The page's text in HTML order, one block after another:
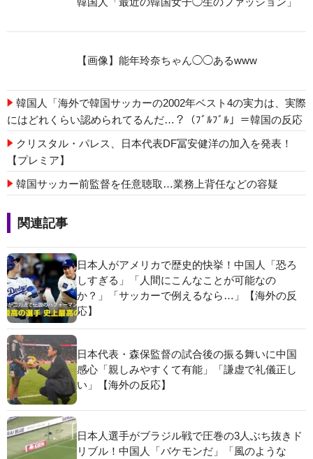
【画像】能年玲奈ちゃん◯◯あるwww
韓国人「海外で韓国サッカーの2002年ベスト4の実力は、実際
にはどれくらい認められてるんだ…？（ﾌﾞﾙﾌﾞﾙ」＝韓国の反応
クリスタル・パレス、日本代表DF冨安健洋の加入を発表！
【プレミア】
韓国サッカー前監督を任意聴取…業務上背任などの容疑
関連記事
日本人がアメリカで歴史的快挙！中国人「恐ろ
しすぎる」「人間にこんなことが可能なの
か？」「サッカーで例えるなら…」【海外の反
応】
日本代表・森保監督の試合後の振る舞いに中国
感心「親しみやすくて有能」「謙虚で礼儀正し
い」【海外の反応】
日本人選手がブラジル戦で圧巻の3人ぶち抜きド
リブル！中国人「バケモンだ」「風のような